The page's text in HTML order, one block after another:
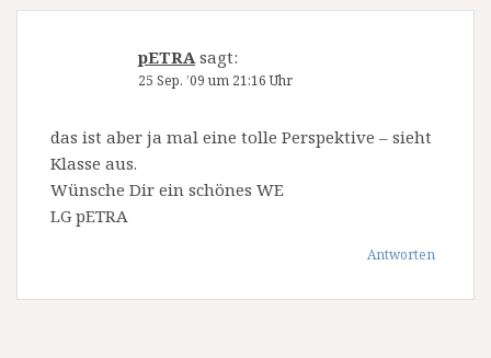
pETRA sagt:
25 Sep. ’09 um 21:16 Uhr
das ist aber ja mal eine tolle Perspektive – sieht
Klasse aus.
Wünsche Dir ein schönes WE
LG pETRA
Antworten